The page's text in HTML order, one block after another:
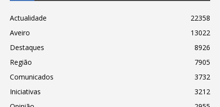
Actualidade
22358
Aveiro
13022
Destaques
8926
Região
7905
Comunicados
3732
Iniciativas
3212